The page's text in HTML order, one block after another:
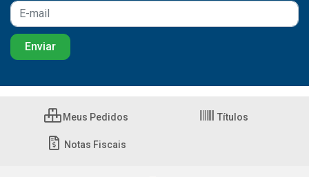
Meus Pedidos Títulos
Notas Fiscais